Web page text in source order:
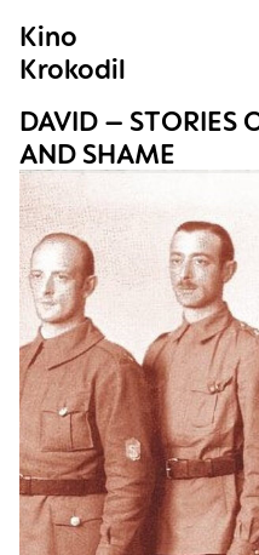
Kino
Krokodil
DAVID – STO­RIES
AND SHAME